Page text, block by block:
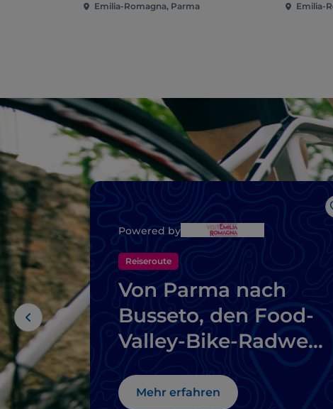
Emilia-Romagna, Parma Emilia-
Powered by
Reiseroute
Von Parma nach
Busseto, den Food-
Valley-Bike-Radweg
Mehr erfahren